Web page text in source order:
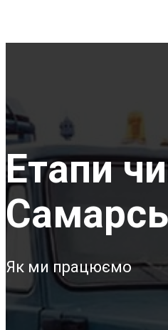
Етапи
Як ми працюємо